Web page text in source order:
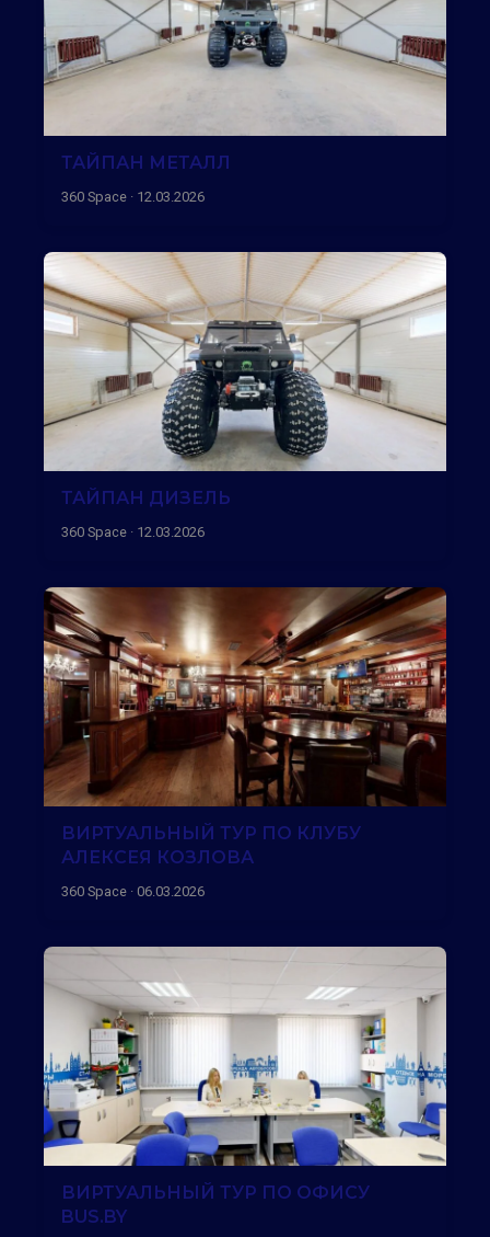
ТАЙПАН МЕТАЛЛ
360 Space · 12.03.2026
ТАЙПАН ДИЗЕЛЬ
360 Space · 12.03.2026
ВИРТУАЛЬНЫЙ ТУР ПО КЛУБУ
АЛЕКСЕЯ КОЗЛОВА
360 Space · 06.03.2026
ВИРТУАЛЬНЫЙ ТУР ПО ОФИСУ
BUS.BY